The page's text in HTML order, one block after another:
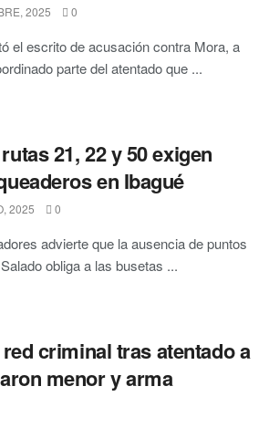
2025 0
el escrito de acusación contra Mora, a
parte del atentado que ...
21, 22 y 50 exigen
en Ibagué
2025 0
advierte que la ausencia de puntos
obliga a las busetas ...
criminal tras atentado a
menor y arma